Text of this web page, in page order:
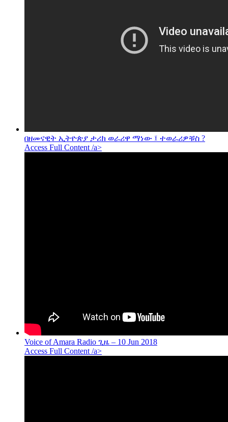
በዘመናዊት ኢትዮጵያ ታሪክ ወራሪዋ ማነው ፤ ተወራሪዎቹስ ?
Access Full Content /a>
Voice of Amara Radio ጊዜ – 10 Jun 2018
Access Full Content /a>